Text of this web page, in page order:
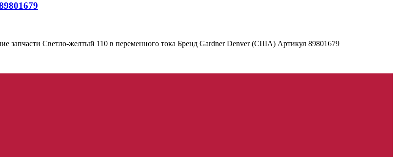
запчасти Светло-желтый 110 в переменного тока Бренд Gardner Denver (США) Артикул 89801679